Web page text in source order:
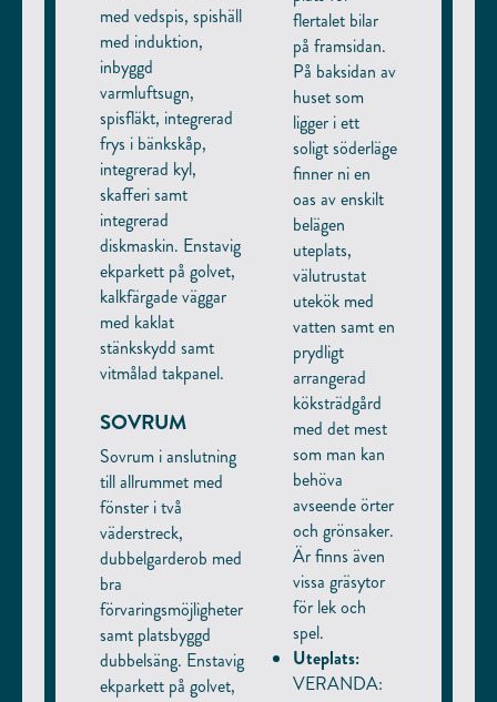
med vedspis, spishäll
med induktion,
inbyggd
varmluftsugn,
spisfläkt, integrerad
frys i bänkskåp,
integrerad kyl,
skafferi samt
integrerad
diskmaskin. Enstavig
ekparkett på golvet,
kalkfärgade väggar
med kaklat
stänkskydd samt
vitmålad takpanel.
SOVRUM
Sovrum i anslutning
till allrummet med
fönster i två
väderstreck,
dubbelgarderob med
bra
förvaringsmöjligheter
samt platsbyggd
dubbelsäng. Enstavig
ekparkett på golvet,
flertalet bilar
på framsidan.
På baksidan av
huset som
ligger i ett
soligt söderläge
finner ni en
oas av enskilt
belägen
uteplats,
välutrustat
utekök med
vatten samt en
prydligt
arrangerad
köksträdgård
med det mest
som man kan
behöva
avseende örter
och grönsaker.
Är finns även
vissa gräsytor
för lek och
spel.
Uteplats:
VERANDA: